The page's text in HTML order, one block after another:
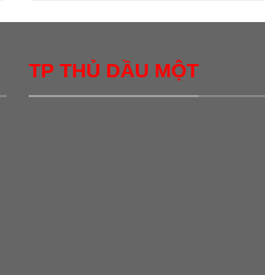
TP THỦ DẦU MỘT